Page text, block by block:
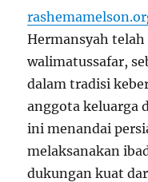
Hermansyah telah
walimatussafar,
dalam tradisi
anggota keluarga
ini menandai
melaksanakan
dukungan kuat